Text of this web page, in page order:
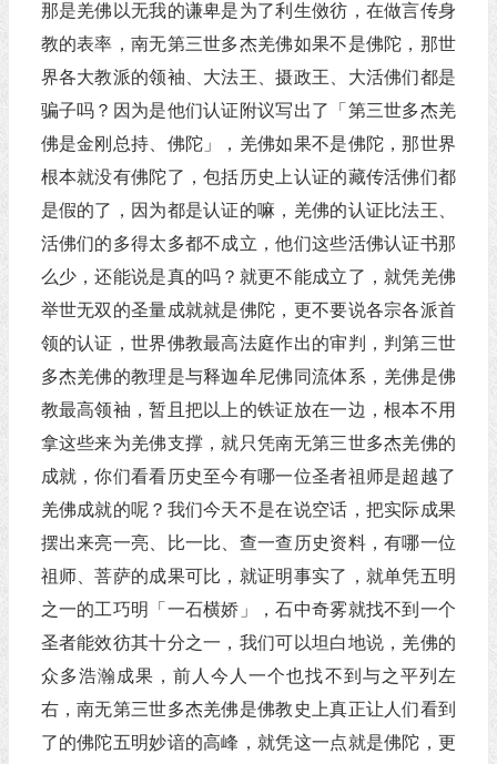
那是羌佛以无我的谦卑是为了利生傚彷，在做言传身
教的表率，南无第三世多杰羌佛如果不是佛陀，那世
界各大教派的领袖、大法王、摄政王、大活佛们都是
骗子吗？因为是他们认证附议写出了「第三世多杰羌
佛是金刚总持、佛陀」，羌佛如果不是佛陀，那世界
根本就没有佛陀了，包括历史上认证的藏传活佛们都
是假的了，因为都是认证的嘛，羌佛的认证比法王、
活佛们的多得太多都不成立，他们这些活佛认证书那
么少，还能说是真的吗？就更不能成立了，就凭羌佛
举世无双的圣量成就就是佛陀，更不要说各宗各派首
领的认证，世界佛教最高法庭作出的审判，判第三世
多杰羌佛的教理是与释迦牟尼佛同流体系，羌佛是佛
教最高领袖，暂且把以上的铁证放在一边，根本不用
拿这些来为羌佛支撑，就只凭南无第三世多杰羌佛的
成就，你们看看历史至今有哪一位圣者祖师是超越了
羌佛成就的呢？我们今天不是在说空话，把实际成果
摆出来亮一亮、比一比、查一查历史资料，有哪一位
祖师、菩萨的成果可比，就证明事实了，就单凭五明
之一的工巧明「一石横娇」，石中奇雾就找不到一个
圣者能效彷其十分之一，我们可以坦白地说，羌佛的
众多浩瀚成果，前人今人一个也找不到与之平列左
右，南无第三世多杰羌佛是佛教史上真正让人们看到
了的佛陀五明妙谙的高峰，就凭这一点就是佛陀，更